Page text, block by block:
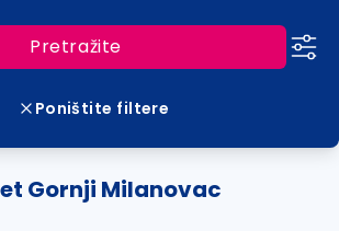
Pretražite
Poništite filtere
Gornji Milanovac